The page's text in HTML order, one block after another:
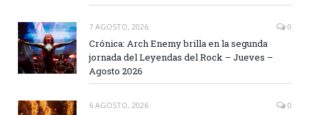
7 AGOSTO, 2026 0
Crónica: Arch Enemy brilla en la segunda
jornada del Leyendas del Rock – Jueves –
Agosto 2026
6 AGOSTO, 2026 0